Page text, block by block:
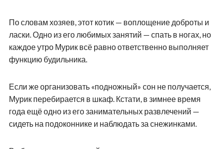
По словам хозяев, этот котик — воплощение доброты и
ласки. Одно из его любимых занятий — спать в ногах, но
каждое утро Мурик всё равно ответственно выполняет
функцию будильника.
Если же организовать «подножный» сон не получается,
Мурик перебирается в шкаф. Кстати, в зимнее время
года ещё одно из его занимательных развлечений —
сидеть на подоконнике и наблюдать за снежинками.